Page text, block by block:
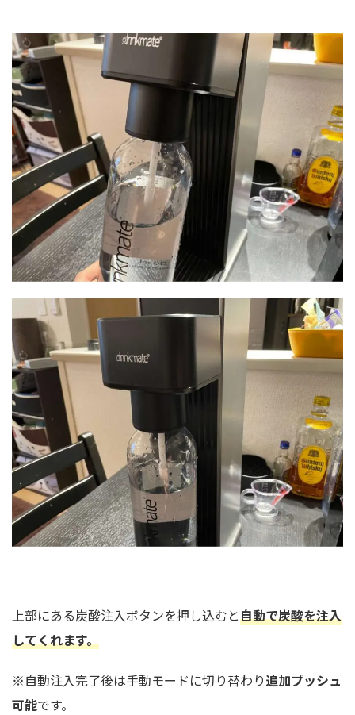
上部にある炭酸注入ボタンを押し込むと自動で炭酸を注入
してくれます。
※自動注入完了後は手動モードに切り替わり追加プッシュ
可能です。